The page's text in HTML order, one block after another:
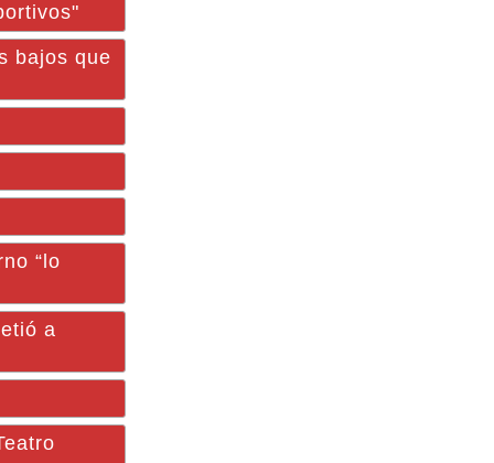
bajos que
“lo
a